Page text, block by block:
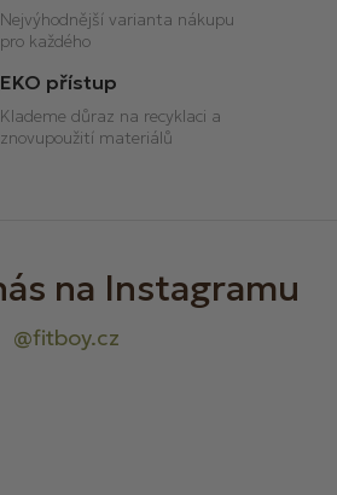
u
Nejvýhodnější varianta nákupu
pro každého
EKO přístup
Klademe důraz na recyklaci a
znovupoužití materiálů